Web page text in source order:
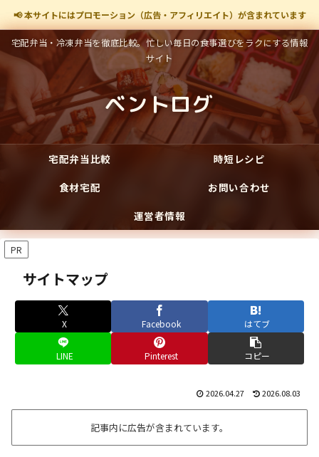
📢 本サイトにはプロモーション（広告・アフィリエイト）が含まれています
宅配弁当・冷凍弁当を徹底比較。忙しい毎日の食事選びをラクにする情報
サイト
ベントログ
宅配弁当比較
時短レシピ
食材宅配
お問い合わせ
運営者情報
PR
サイトマップ
X Facebook はてブ
LINE Pinterest コピー
2026.04.27 2026.08.03
記事内に広告が含まれています。